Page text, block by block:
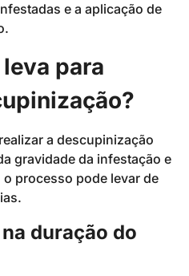
e a aplicação de
para
a descupinização
gravidade da infestação e
o processo pode levar de
duração do